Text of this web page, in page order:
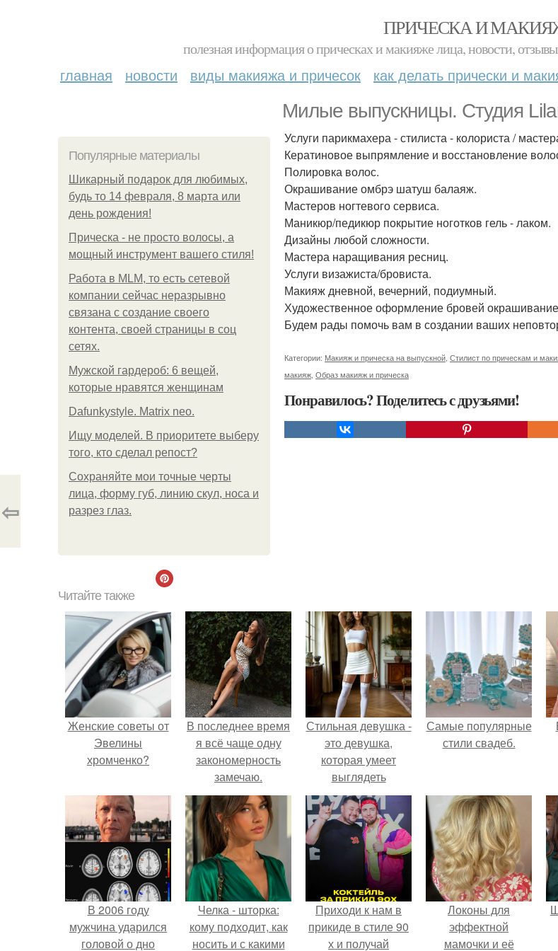
ПРИЧЕСКА И
полезная информация о прическах и макияже лица, новости,
главная новости виды макияжа и причесок как делать прически и
Милые выпускницы. Студия
Популярные материалы
Шикарный подарок для любимых,
будь то 14 февраля, 8 марта или
день рождения!
Прическа - не просто волосы, а
мощный инструмент вашего стиля!
Работа в MLM, то есть сетевой
компании сейчас неразрывно
связана с создание своего
контента, своей страницы в соц
сетях.
Мужской гардероб: 6 вещей,
которые нравятся женщинам
Dafunkystyle. Matrix neo.
Ищу моделей. В приоритете выберу
того, кто сделал репост?
Сохраняйте мои точные черты
лица, форму губ, линию скул, носа и
разрез глаз.
Услуги парикмахера - стилиста - колориста /
Кератиновое выпрямление и восстановление
Полировка волос.
Окрашивание омбрэ шатуш балаяж.
Мастеров ногтевого сервиса.
Маникюр/педикюр покрытие ноготков гель - лаком.
Дизайны любой сложности.
Мастера наращивания ресниц.
Услуги визажиста/бровиста.
Макияж дневной, вечерний, подиумный.
Художественное оформление бровей окрашивание
Будем рады помочь вам в создании ваших
Категории: Макияж и прическа на выпускной Стилист по прическам и
макияж Образ макияж и прическа
Понравилось? Поделитесь с друзьями!
⇦
Читайте также
Женские советы от
Эвелины
хромченко?
В последнее время
я всё чаще одну
закономерность
замечаю.
Стильная девушка -
это девушка,
которая умеет
выглядеть
привлекательно и
элегантно в любои
ситуации.
Самые популярные
стили свадеб.
В 2006 году
мужчина ударился
головой о дно
Челка - шторка:
кому подходит, как
носить и с какими
Приходи к нам в
прикиде в стиле 90
х и получай
Локоны для
эффектной
мамочки и её